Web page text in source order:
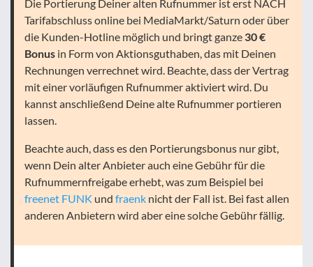
Die Portierung Deiner alten Rufnummer ist erst NACH
Tarifabschluss online bei MediaMarkt/Saturn oder über
die Kunden-Hotline möglich und bringt ganze 30 €
Bonus in Form von Aktionsguthaben, das mit Deinen
Rechnungen verrechnet wird. Beachte, dass der Vertrag
mit einer vorläufigen Rufnummer aktiviert wird. Du
kannst anschließend Deine alte Rufnummer portieren
lassen.
Beachte auch, dass es den Portierungsbonus nur gibt,
wenn Dein alter Anbieter auch eine Gebühr für die
Rufnummernfreigabe erhebt, was zum Beispiel bei
freenet FUNK und fraenk nicht der Fall ist. Bei fast allen
anderen Anbietern wird aber eine solche Gebühr fällig.